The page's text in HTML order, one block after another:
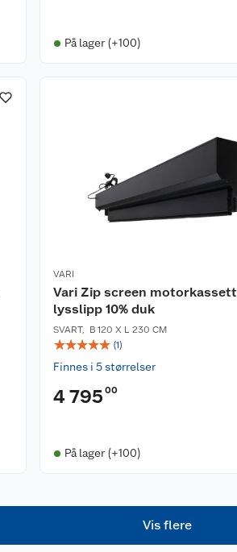
På lager (+100)
VARI
Vari Zip screen
lysslipp 10% duk
SVART, B 120 X L 230 CM
☆☆☆☆☆ (1)
Finnes i 5 størrelser
4 795 00
På lager (+100)
Vis flere